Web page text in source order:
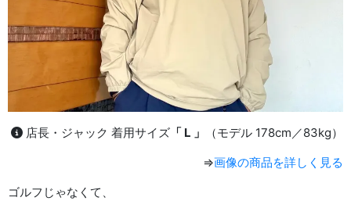
店長・ジャック 着用サイズ 「 L 」
（モデル 178cm／83kg）
⇒画像の商品を詳しく見る
ゴルフじゃなくて、